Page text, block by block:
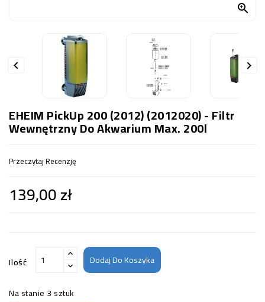

 
EHEIM PickUp 200 (2012) (2012020) - Filtr
Wewnętrzny Do Akwarium Max. 200l
Przeczytaj Recenzję
139,00 zł
Ilość Dodaj Do Koszyka
Na stanie 3 sztuk